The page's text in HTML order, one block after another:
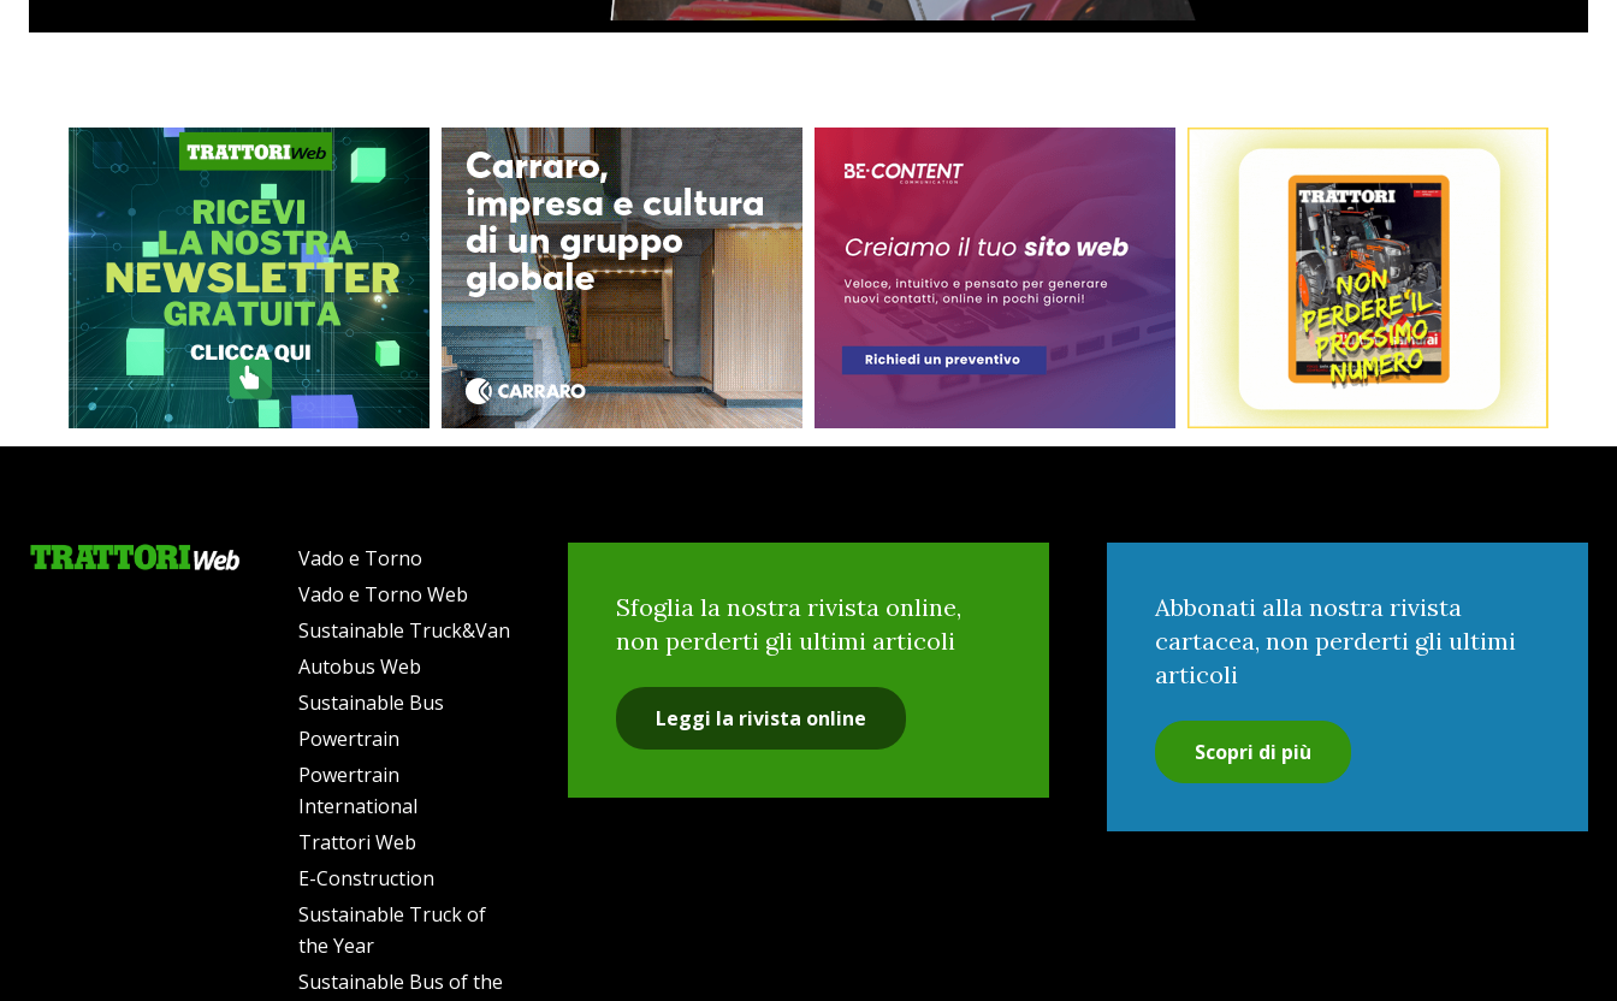
Vado e Torno
Vado e Torno Web
Sustainable Truck&Van
Autobus Web
Sustainable Bus
Powertrain
Powertrain
International
Trattori Web
E-Construction
Sustainable Truck of
the Year
Sustainable Bus of the
Sfoglia la nostra rivista online,
non perderti gli ultimi articoli
Leggi la rivista online
Abbonati alla nostra rivista
cartacea, non perderti gli ultimi
articoli
Scopri di più